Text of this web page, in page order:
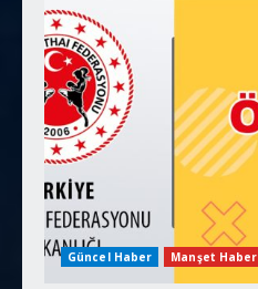
Güncel Haber Manşet Haber